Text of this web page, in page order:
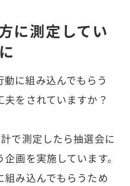
に測定してい
に組み込んでもらう
をされていますか？
で測定したら抽選会に
画を実施しています。
組み込んでもらうため